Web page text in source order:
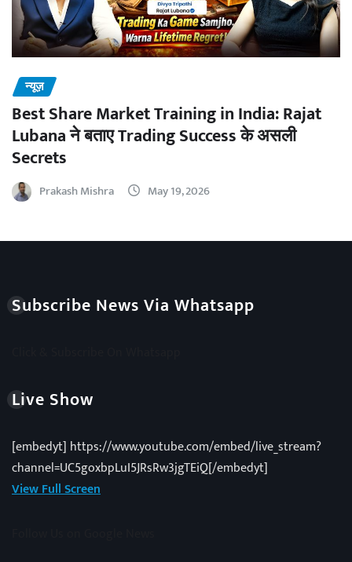
न्यूज़
Best Share Market Training in India: Rajat
Lubana ने बताए Trading Success के असली
Secrets
Prakash Mishra May 19, 2026
Subscribe News Via Whatsapp
Live Show
[embedyt] https://www.youtube.com/embed/live_stream?
channel=UC5goxbpLuI5JRsRw3jgTEiQ[/embedyt]
View Full Screen